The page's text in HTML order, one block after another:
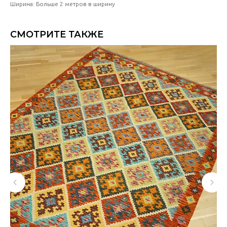
Ширина: Больше 2 метров в ширину
СМОТРИТЕ ТАКЖЕ